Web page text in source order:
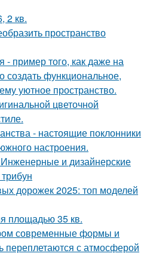
2 кв.
пространство
- пример того, как даже на
функциональное,
уютное пространство.
цветочной
- настоящие поклонники
настроения.
и дизайнерские
дорожек 2025: топ моделей
площадью 35 кв.
современные формы и
переплетаются с атмосферой